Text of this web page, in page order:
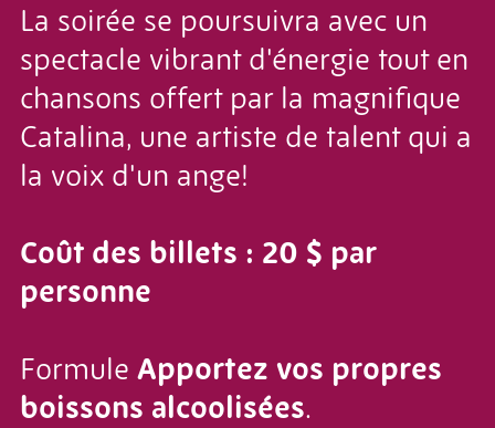
La soirée se poursuivra avec un
spectacle vibrant d'énergie tout en
chansons offert par la magnifique
Catalina, une artiste de talent qui a
la voix d'un ange!
Coût des billets : 20 $ par
personne
Formule Apportez vos propres
boissons alcoolisées.